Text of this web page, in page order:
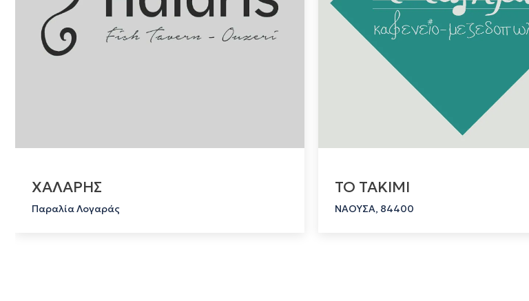
ΧΑΛΑΡΗΣ
Παραλία Λογαράς
ΤΟ ΤΑΚΙΜΙ
ΝΑΟΥΣΑ, 84400